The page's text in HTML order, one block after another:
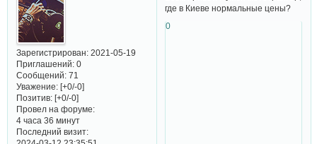
Зарегистрирован: 2021-05-19
Приглашений:0
Сообщений:71
Уважение: [+0/-0]
Позитив: [+0/-0]
Провел на форуме:
4 часа 36 минут
Последний визит:
где в Киеве нормальные цены?
0